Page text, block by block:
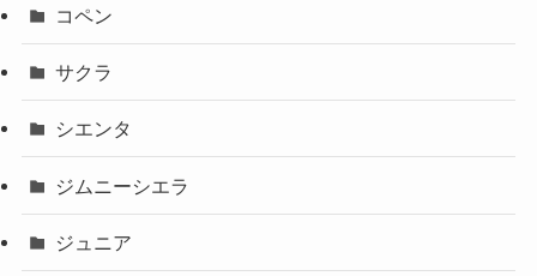
コペン
サクラ
シエンタ
ジムニーシエラ
ジュニア